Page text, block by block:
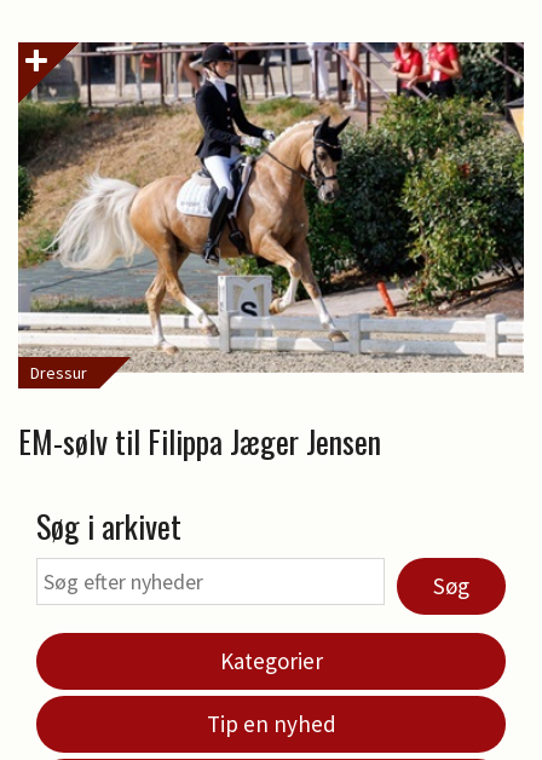
Dressur
EM-sølv til Filippa Jæger Jensen
Søg i arkivet
Søg
Kategorier
Tip en nyhed